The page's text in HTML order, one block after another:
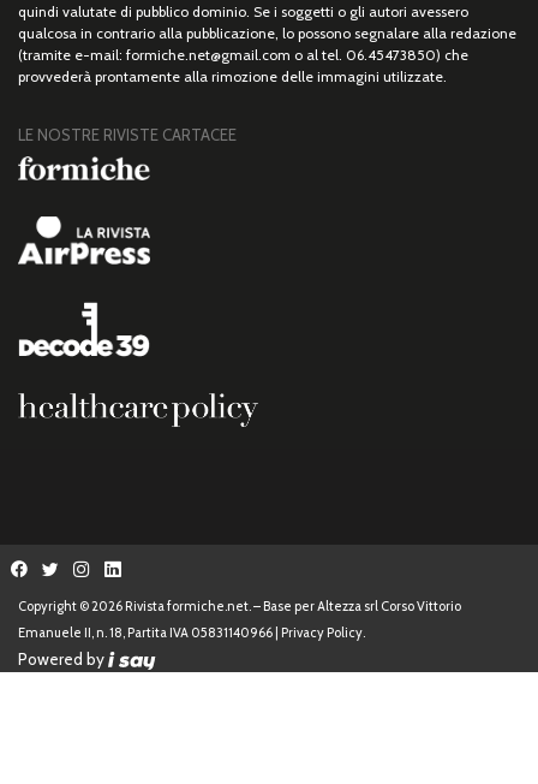
quindi valutate di pubblico dominio. Se i soggetti o gli autori avessero
qualcosa in contrario alla pubblicazione, lo possono segnalare alla redazione
(tramite e-mail: formiche.net@gmail.com o al tel. 06.45473850) che
provvederà prontamente alla rimozione delle immagini utilizzate.
LE NOSTRE RIVISTE CARTACEE
Copyright © 2026 Rivista formiche.net. – Base per Altezza srl Corso Vittorio
Emanuele II, n. 18, Partita IVA 05831140966 | Privacy Policy.
Powered by